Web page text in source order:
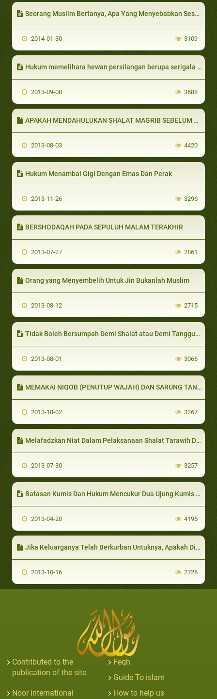
Seorang Muslim Bertanya, Apa Yang Menyebabkan Seseorang Berkomitmen Kepada Agama ?, dan Apa Saja Kemu’jizatan al Qur’an ?
2014-01-30 3109
Hukum memelihara hewan persilangan berupa serigala dan anjing
2013-09-08 3688
APAKAH MENDAHULUKAN SHALAT MAGRIB SEBELUM MAKAN ATAU MENDAHULUKAN MAKAN SEBELUM SHALAT MAGRIB?
2013-08-03 4420
Hukum Menambal Gigi Dengan Emas Dan Perak
2013-11-26 3296
BERSHODAQAH PADA SEPULUH MALAM TERAKHIR
2013-07-27 2861
Orang yang Menyembelih Untuk Jin Bukanlah Muslim
2013-08-12 2715
Tidak Boleh Bersumpah Demi Shalat atau Demi Tanggungjawab
2013-08-01 3066
MEMAKAI NIQOB (PENUTUP WAJAH) DAN SARUNG TANGAN DISELA-SELA THOWAF IFADHOH
2013-10-02 3267
Melafadzkan Niat Dalam Pelaksanaan Shalat Tarawih Dan Lainnya Adalah Bid'ah
2013-07-30 3257
Batasan Kumis Dan Hukum Mencukur Dua Ujung Kumis (Sabalain)
2013-04-20 4195
Jika Keluarganya Telah Berkurban Untuknya, Apakah Dia Harus Berkurban Lagi?
2013-10-16 2726
Contributed to the
publication of the site
Feqh
Guide To islam
Noor international
How to help us